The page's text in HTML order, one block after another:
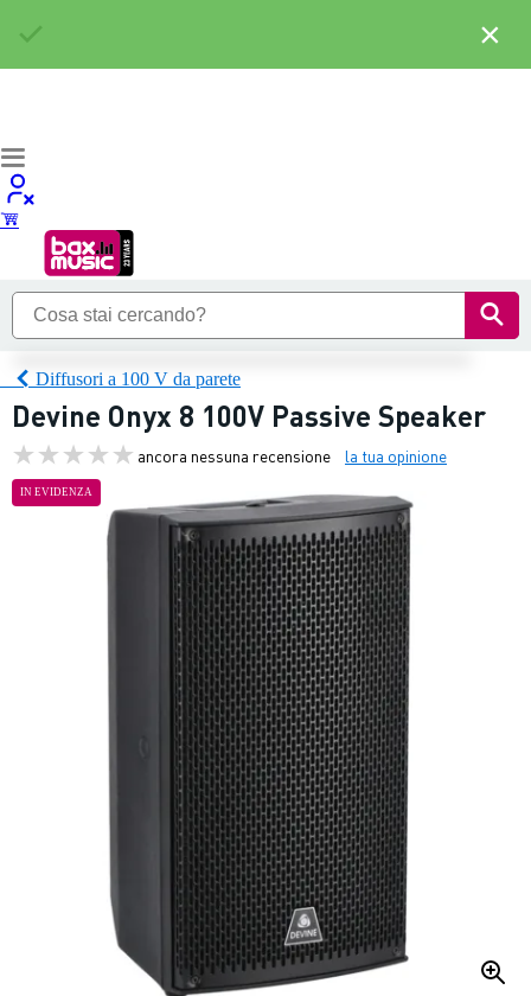
Diffusori a 100 V da parete
Devine Onyx 8 100V Passive Speaker
ancora nessuna recensione la tua opinione
IN EVIDENZA
×